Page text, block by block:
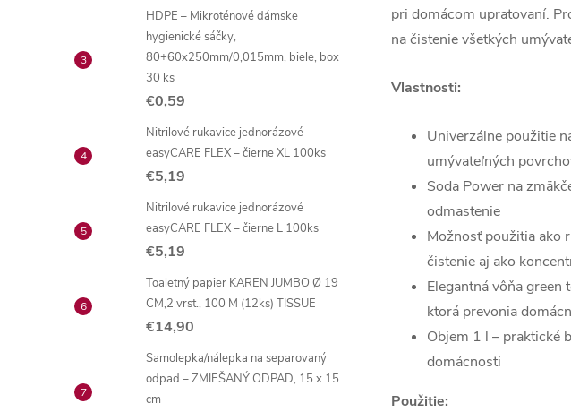
HDPE – Mikroténové dámske
hygienické sáčky,
80+60x250mm/0,015mm, biele, box
30 ks
€0,59
Nitrilové rukavice jednorázové
easyCARE FLEX – čierne XL 100ks
€5,19
Nitrilové rukavice jednorázové
easyCARE FLEX – čierne L 100ks
€5,19
Toaletný papier KAREN JUMBO Ø 19
CM,2 vrst., 100 M (12ks) TISSUE
€14,90
Samolepka/nálepka na separovaný
odpad – ZMIEŠANÝ ODPAD, 15 x 15
cm
pri domácom upratovaní.
na čistenie všetkých
Vlastnosti:
Univerzálne použitie
umývateľných
Soda Power na
odmastenie
Možnosť použitia ako
čistenie aj ako
Elegantná vôňa
ktorá prevonia
Objem 1 l – praktické
domácnosti
Použitie: